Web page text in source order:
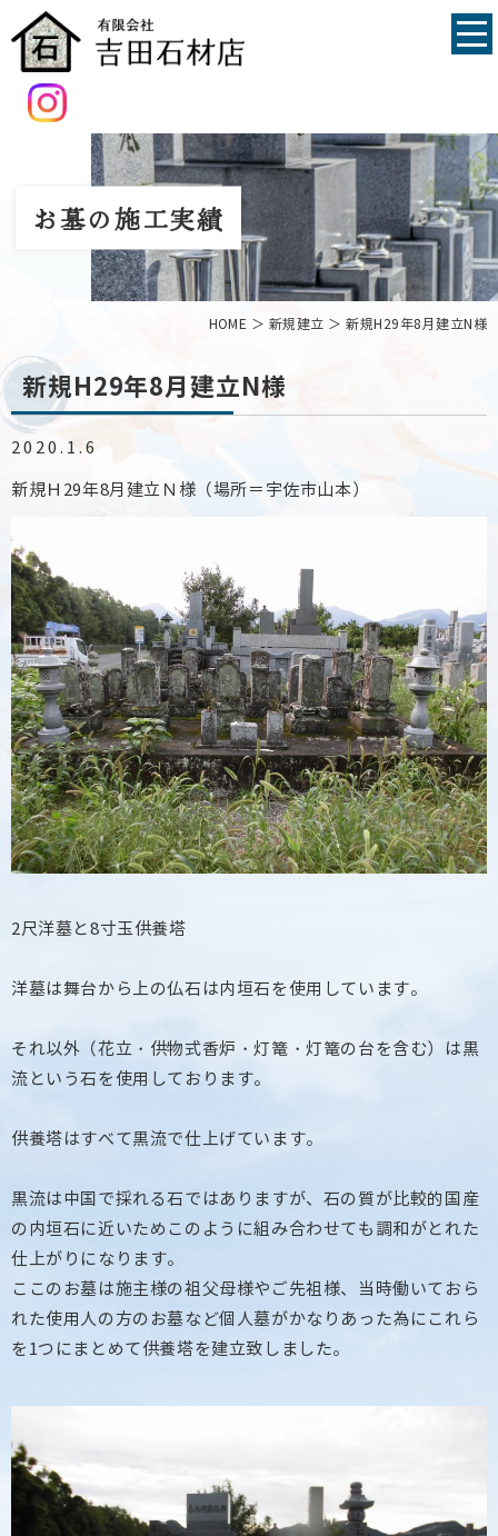
お墓の施工実績
HOME ＞ 新規建立 ＞ 新規H29年8月建立N様
新規H29年8月建立N様
2020.1.6
新規Ｈ29年8月建立Ｎ様（場所＝宇佐市山本）
2尺洋墓と8寸玉供養塔
洋墓は舞台から上の仏石は内垣石を使用しています。
それ以外（花立・供物式香炉・灯篭・灯篭の台を含む）は黒
流という石を使用しております。
供養塔はすべて黒流で仕上げています。
黒流は中国で採れる石ではありますが、石の質が比較的国産
の内垣石に近いためこのように組み合わせても調和がとれた
仕上がりになります。
ここのお墓は施主様の祖父母様やご先祖様、当時働いておら
れた使用人の方のお墓など個人墓がかなりあった為にこれら
を1つにまとめて供養塔を建立致しました。